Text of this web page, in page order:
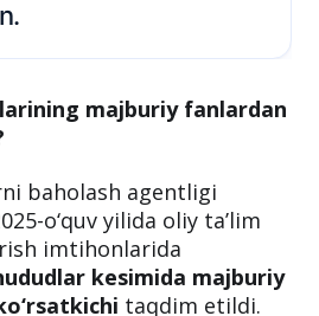
majburiy fanlardan
baholash agentligi
o‘quv yilida oliy ta’lim